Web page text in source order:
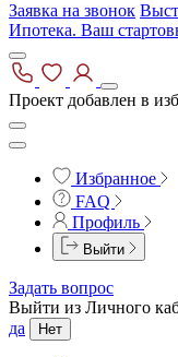
Заявка на звонок
Ипотека. Ваш
Проект добавлен в
Избранное
FAQ
Профиль
Выйти
Задать вопрос
Выйти из Личного
да
Нет